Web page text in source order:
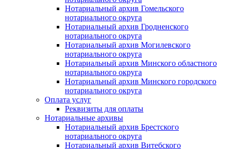
Нотариальный архив Гомельского
нотариального округа
Нотариальный архив Гродненского
нотариального округа
Нотариальный архив Могилевского
нотариального округа
Нотариальный архив Минского областного
нотариального округа
Нотариальный архив Минского городского
нотариального округа
Оплата услуг
Реквизиты для оплаты
Нотариальные архивы
Нотариальный архив Брестского
нотариального округа
Нотариальный архив Витебского